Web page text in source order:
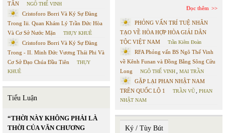
TÂN
NGÔ THẾ VINH
Cristoforo Borri Và Ký Sự Đàng
Trong Iii. Quan Khám Lý Trần Đức Hòa
Và Cơ Sở Nước Mặn
THỤY KHUÊ
Cristoforo Borri Và Ký Sự Đàng
Trong - II. Minh Đức Vương Thái Phi Và
Cơ Sở Đạo Chúa Đầu Tiên
THỤY
KHUÊ
Tiểu Luận
“THỜI NÀY KHÔNG PHẢI LÀ
THỜI CỦA VĂN CHƯƠNG
Đọc thêm
PHỎNG VẤN TRÍ TUỆ NHÂN
TẠO VỀ HÒA HỢP HÒA GIẢI DÂN
TỘC VIỆT NAM
Trần Kiêm Đoàn
RFA Phỏng vấn BS Ngô Thế Vinh
về Kênh Funan và Đồng Bằng Sông Cửu
Long
NGÔ THẾ VINH MAI TRẦN
GẶP LẠI PHAN NHẬT NAM
TRÊN QUỐC LỘ 1
TRẦN VŨ
PHAN
NHẬT NAM
Ký / Tùy Bút